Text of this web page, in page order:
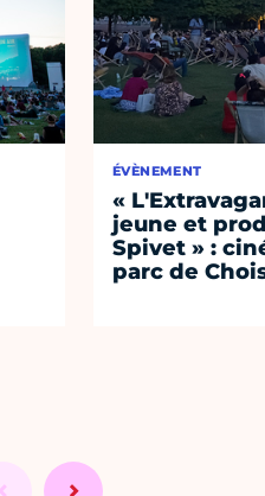
ÉVÈNEMENT
«
jeune et
Spivet » :
parc de